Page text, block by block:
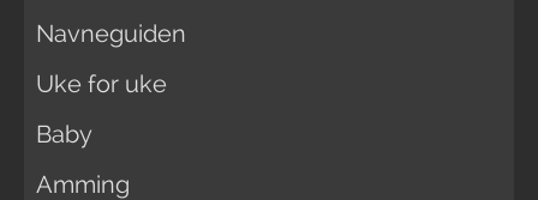
Navneguiden
Uke for uke
Baby
Amming